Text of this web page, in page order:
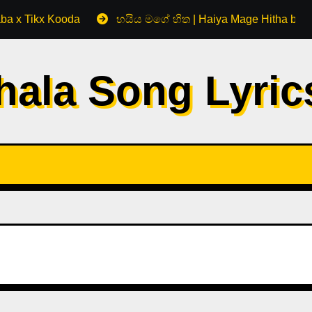
x Tikx Kooda හයිය මගේ හිත | Haiya Mage Hitha by
Song